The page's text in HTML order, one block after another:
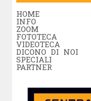
HOME
INFO
ZOOM
FOTOTECA
VIDEOTECA
DICONO DI NOI
SPECIALI
PARTNER